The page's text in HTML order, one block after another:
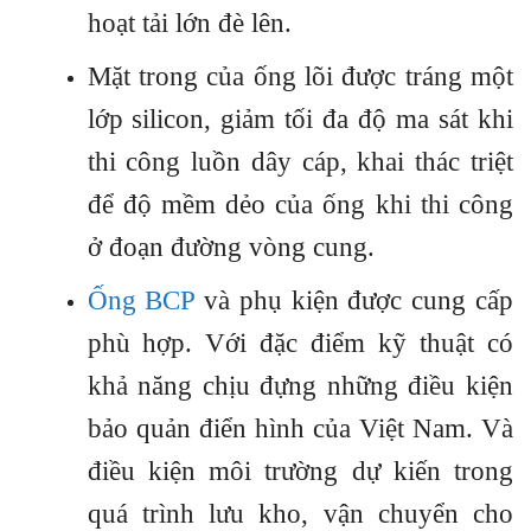
hoạt tải lớn đè lên.
Mặt trong của ống lõi được tráng một
lớp silicon, giảm tối đa độ ma sát khi
thi công luồn dây cáp, khai thác triệt
để độ mềm dẻo của ống khi thi công
ở đoạn đường vòng cung.
Ống BCP và phụ kiện được cung cấp
phù hợp. Với đặc điểm kỹ thuật có
khả năng chịu đựng những điều kiện
bảo quản điển hình của Việt Nam. Và
điều kiện môi trường dự kiến trong
quá trình lưu kho, vận chuyển cho